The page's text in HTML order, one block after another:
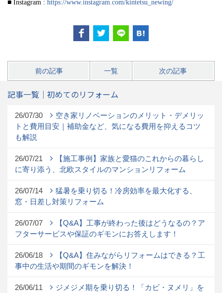
■ Instagram : https://www.instagram.com/kintetsu_newing/
前の記事 一覧 次の記事
記事一覧｜初めてのリフォーム
26/07/30
空き家リノベーションのメリット・デメリッ
トと費用目安｜補助金など、気になる費用を抑えるコツ
も解説
26/07/21
【施工事例】家族と愛猫のこれからの暮らし
に寄り添う、北欧スタイルのマンションリフォーム
26/07/14
猛暑を乗り切る！冷房効率を最大化する、
窓・日差し対策リフォーム
26/07/07
【Q&A】工事が終わった後はどうなるの？ア
フターサービスや保証のギモンにお答えします！
26/06/18
【Q&A】住みながらリフォームはできる？工
事中の生活や期間のギモンを解決！
26/06/11
ジメジメ期を乗り切る！「カビ・ヌメリ」を